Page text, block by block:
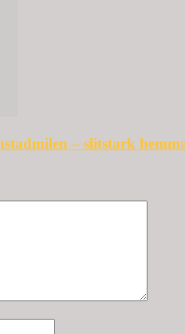
– slitstark